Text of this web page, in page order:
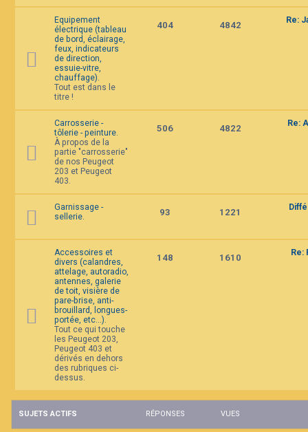
Equipement
électrique (tableau
de bord, éclairage,
feux, indicateurs
de direction,
essuie-vitre,
chauffage).
Tout est dans le
titre !
404 4842 Re:
Carrosserie -
tôlerie - peinture.
À propos de la
partie "carrosserie"
de nos Peugeot
203 et Peugeot
403.
506 4822 Re:
Garnissage -
sellerie.
93 1221
Accessoires et
divers (calandres,
attelage, autoradio,
antennes, galerie
de toit, visière de
pare-brise, anti-
brouillard, longues-
portée, etc...).
Tout ce qui touche
les Peugeot 203,
Peugeot 403 et
dérivés en dehors
des rubriques ci-
dessus.
148 1610 Re:
SUJETS ACTIFS RÉPONSES VUES